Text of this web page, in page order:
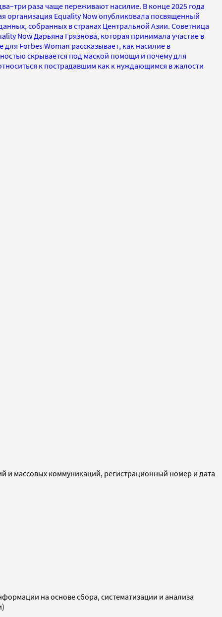
раза чаще переживают насилие. В конце 2025 года
организация Equality Now опубликовала посвященный
собранных в странах Центральной Азии. Советница
Now Дарьяна Грязнова, которая принимала участие в
Forbes Woman рассказывает, как насилие в
скрывается под маской помощи и почему для
к пострадавшим как к нуждающимся в жалости
и массовых коммуникаций, регистрационный номер и дата
на основе сбора, систематизации и анализа